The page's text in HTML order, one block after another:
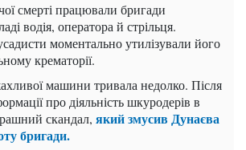
смерті працювали бригади
водія, оператора й стрільця.
моментально утилізували його
крематорії.
​​машини тривала недолко. Після
про діяльність шкуродерів в
скандал, який змусив Дунаєва
бригади.